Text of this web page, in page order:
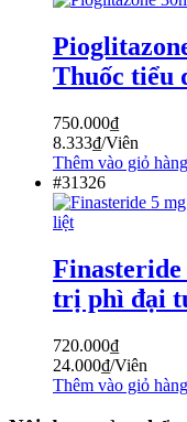
Thuốc tiểu
750.000₫
8.333₫/Viên
Thêm vào giỏ hàng
#31326
Finasteride
trị phì đại
720.000₫
24.000₫/Viên
Thêm vào giỏ hàng